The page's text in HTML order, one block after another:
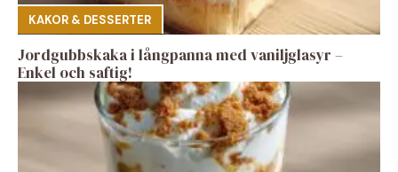
KAKOR & DESSERTER
Jordgubbskaka i långpanna med vaniljglasyr –
Enkel och saftig!